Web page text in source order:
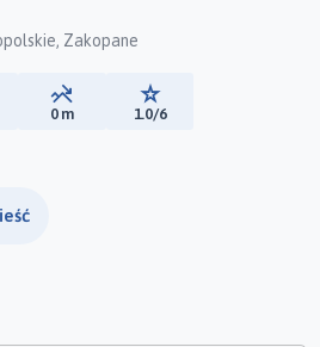
Zakopane
przewyższeń:Suma spadków:
0 m Ocena trasy:
1.0/6